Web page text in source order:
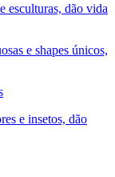
esculturas, dão vida
e shapes únicos,
e insetos, dão